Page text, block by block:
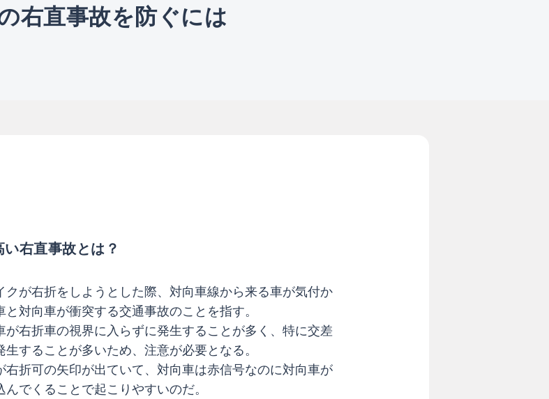
の右直事故を防ぐには
右直事故とは？
が右折をしようとした際、対向車線から来る車が気付か
対向車が衝突する交通事故のことを指す。
が右折車の視界に入らずに発生することが多く、特に交差
することが多いため、注意が必要となる。
折可の矢印が出ていて、対向車は赤信号なのに対向車が
でくることで起こりやすいのだ。